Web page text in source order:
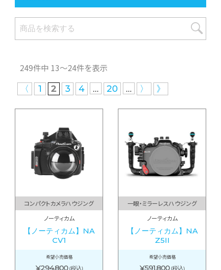
249件中 13〜24件を表示
〈 1 2 3 4 ... 20 ... 〉 》
コンパクトカメラハウジング
ノーティカム
【ノーティカム】NA
CV1
希望小売価格
¥294,800 (税込)
一眼・ミラーレスハウジング
ノーティカム
【ノーティカム】NA
Z5II
希望小売価格
¥591,800 (税込)